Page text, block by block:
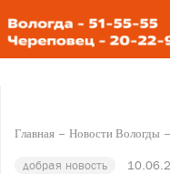
Главная Новости Вологды
добрая новость